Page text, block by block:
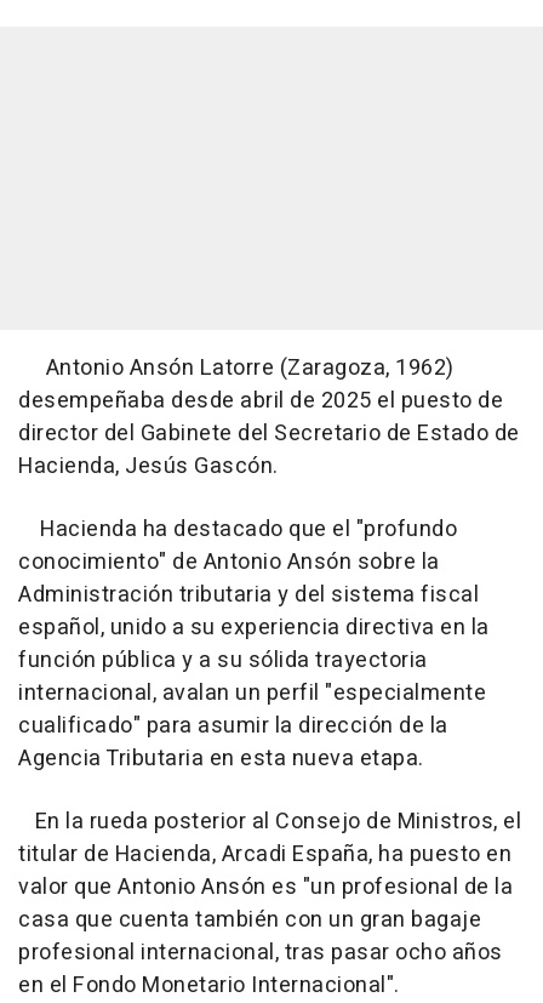
Antonio Ansón Latorre (Zaragoza, 1962)
desempeñaba desde abril de 2025 el puesto de
director del Gabinete del Secretario de Estado de
Hacienda, Jesús Gascón.
Hacienda ha destacado que el "profundo
conocimiento" de Antonio Ansón sobre la
Administración tributaria y del sistema fiscal
español, unido a su experiencia directiva en la
función pública y a su sólida trayectoria
internacional, avalan un perfil "especialmente
cualificado" para asumir la dirección de la
Agencia Tributaria en esta nueva etapa.
En la rueda posterior al Consejo de Ministros, el
titular de Hacienda, Arcadi España, ha puesto en
valor que Antonio Ansón es "un profesional de la
casa que cuenta también con un gran bagaje
profesional internacional, tras pasar ocho años
en el Fondo Monetario Internacional".